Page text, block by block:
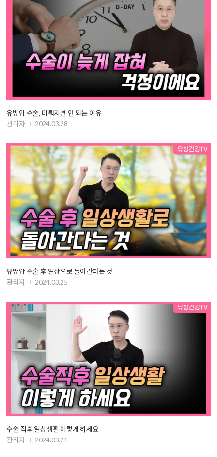
유방암 수술, 미뤄지면 안 되는 이유
관리자
2024.03.28
유방암 수술 후 일상으로 돌아간다는 것
관리자
2024.03.25
수술 직후 일상생활 이렇게 하세요
관리자
2024.03.21